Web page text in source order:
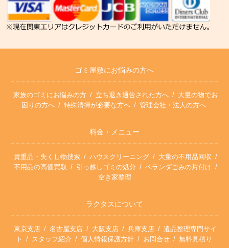
ゴミ屋敷にお悩みの方へ
家族のゴミにお悩みの方 立ち退き通告された方へ
大量の物でお
困りの方へ
特殊清掃が必要な方へ 管理会社・法人の方へ
料金・メニュー
貴重品・失くし物捜索 ハウスクリーニング
大量の不用品回収
不用品の高価買取
引っ越しゴミの処分
ベランダごみの片付け
空き家整理
ラクタスについて
東京支店 名古屋支店 大阪支店 兵庫支店
遺品整理専門サイ
ト
スタッフ紹介 個人情報保護方針 お問合せ 無料見積り